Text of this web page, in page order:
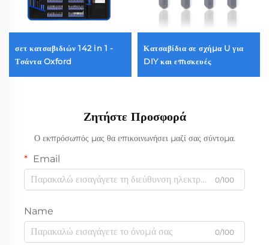
σετ κατσαβιδιών 142 in 1 -
Τσάντα Oxford
Κατσαβίδια σε σχήμα U για
DIY και επισκευές
Ζητήστε Προσφορά
Ο εκπρόσωπός μας θα επικοινωνήσει μαζί σας σύντομα.
Email
0/100
Name
0/100